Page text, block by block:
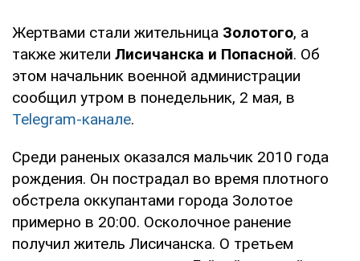
Жертвами стали жительница Золотого, а
также жители Лисичанска и Попасной. Об
этом начальник военной администрации
сообщил утром в понедельник, 2 мая, в
Telegram-канале.
Среди раненых оказался мальчик 2010 года
рождения. Он пострадал во время плотного
обстрела оккупантами города Золотое
примерно в 20:00. Осколочное ранение
получил житель Лисичанска. О третьем